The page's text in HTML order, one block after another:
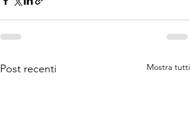
Post recenti Mostra tutti